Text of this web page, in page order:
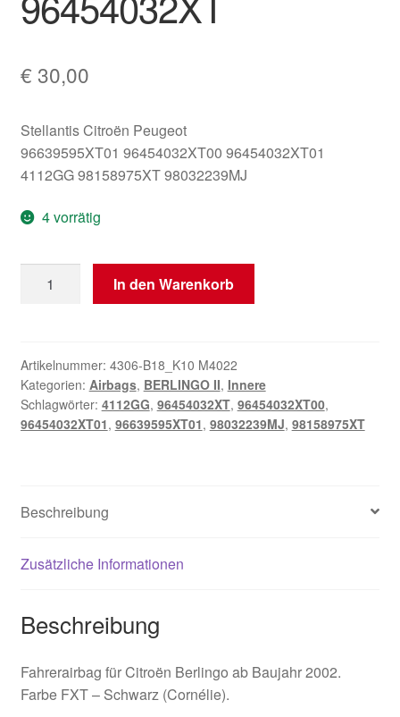
€ 30,00
Stellantis Citroën Peugeot
96639595XT01 96454032XT00 96454032XT01
4112GG 98158975XT 98032239MJ
4 vorrätig
Citroën
96454032XT
96454032XT
Menge
In den Warenkorb
Artikelnummer: 4306-B18_K10 M4022
Kategorien: Airbags, BERLINGO II, Innere
Schlagwörter: 4112GG, 96454032XT, 96454032XT00,
96454032XT01, 96639595XT01, 98032239MJ, 98158975XT
Beschreibung
Zusätzliche Informationen
Beschreibung
Fahrerairbag für Citroën Berlingo ab Baujahr 2002.
Farbe FXT – Schwarz (Cornélie).